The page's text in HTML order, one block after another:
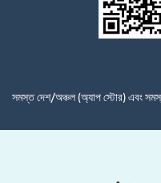
সমস্ত দেশ/অঞ্চল (অ্যাপ স্টোর) এবং